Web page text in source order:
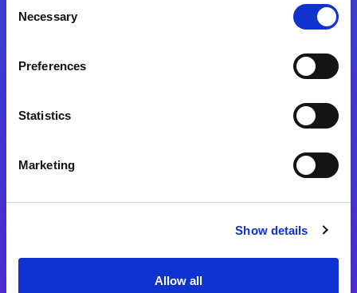
Selection
Necessary
Preferences
Statistics
Marketing
Show details
Allow all
Magic xpa関連ソフトウェア